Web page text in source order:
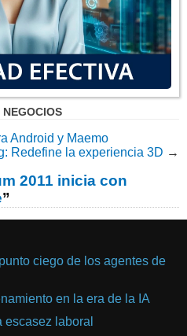
Android y Maemo
Redefine la experiencia 3D →
2011 inicia con
”
ciego de los agentes de
en la era de la IA
escasez laboral